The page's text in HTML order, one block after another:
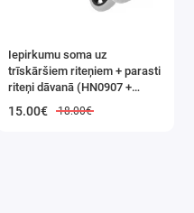
Iepirkumu soma uz
trīskāršiem riteņiem + parasti
riteņi dāvanā (HN0907 +
15.00€ 18.00€